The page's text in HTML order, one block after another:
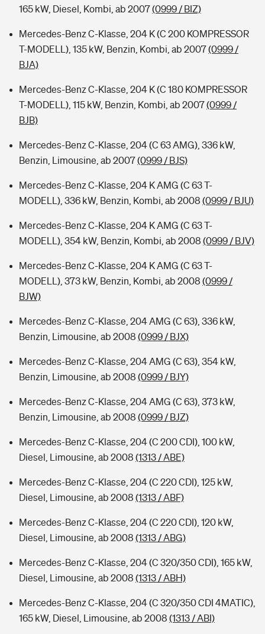
165 kW, Diesel, Kombi, ab 2007(0999 / BIZ)
Mercedes-Benz C-Klasse, 204 K (C 200 KOMPRESSOR
T-MODELL), 135 kW, Benzin, Kombi, ab 2007(0999 /
BJA)
Mercedes-Benz C-Klasse, 204 K (C 180 KOMPRESSOR
T-MODELL), 115 kW, Benzin, Kombi, ab 2007(0999 /
BJB)
Mercedes-Benz C-Klasse, 204 (C 63 AMG), 336 kW,
Benzin, Limousine, ab 2007(0999 / BJS)
Mercedes-Benz C-Klasse, 204 K AMG (C 63 T-
MODELL), 336 kW, Benzin, Kombi, ab 2008 (0999 / BJU)
Mercedes-Benz C-Klasse, 204 K AMG (C 63 T-
MODELL), 354 kW, Benzin, Kombi, ab 2008 (0999 / BJV)
Mercedes-Benz C-Klasse, 204 K AMG (C 63 T-
MODELL), 373 kW, Benzin, Kombi, ab 2008 (0999 /
BJW)
Mercedes-Benz C-Klasse, 204 AMG (C 63), 336 kW,
Benzin, Limousine, ab 2008 (0999 / BJX)
Mercedes-Benz C-Klasse, 204 AMG (C 63), 354 kW,
Benzin, Limousine, ab 2008 (0999 / BJY)
Mercedes-Benz C-Klasse, 204 AMG (C 63), 373 kW,
Benzin, Limousine, ab 2008 (0999 / BJZ)
Mercedes-Benz C-Klasse, 204 (C 200 CDI), 100 kW,
Diesel, Limousine, ab 2008 (1313 / ABE)
Mercedes-Benz C-Klasse, 204 (C 220 CDI), 125 kW,
Diesel, Limousine, ab 2008 (1313 / ABF)
Mercedes-Benz C-Klasse, 204 (C 220 CDI), 120 kW,
Diesel, Limousine, ab 2008 (1313 / ABG)
Mercedes-Benz C-Klasse, 204 (C 320/350 CDI), 165 kW,
Diesel, Limousine, ab 2008 (1313 / ABH)
Mercedes-Benz C-Klasse, 204 (C 320/350 CDI 4MATIC),
165 kW, Diesel, Limousine, ab 2008 (1313 / ABI)